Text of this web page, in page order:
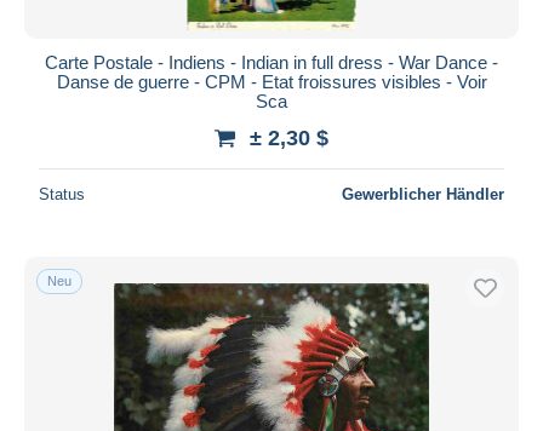
Carte Postale - Indiens - Indian in full dress - War Dance -
Danse de guerre - CPM - Etat froissures visibles - Voir
Sca
± 2,30 $
Status Gewerblicher Händler
Neu